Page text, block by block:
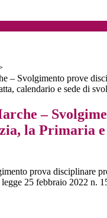
– Svolgimento prove
calendario e sede di
–
la Primaria
prova disciplinare
25 febbraio 2022 n.